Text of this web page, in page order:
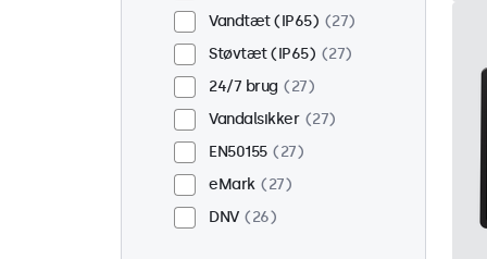
Vandtæt (IP65)
27
Støvtæt (IP65)
27
24/7 brug
27
Vandalsikker
27
EN50155
27
eMark
27
DNV
26